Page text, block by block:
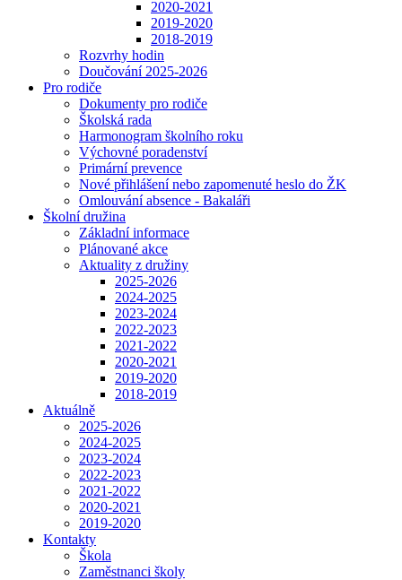
2020-2021
2019-2020
2018-2019
Rozvrhy hodin
Doučování 2025-2026
Pro rodiče
Dokumenty pro rodiče
Školská rada
Harmonogram školního roku
Výchovné poradenství
Primární prevence
Nové přihlášení nebo zapomenuté heslo do ŽK
Omlouvání absence - Bakaláři
Školní družina
Základní informace
Plánované akce
Aktuality z družiny
2025-2026
2024-2025
2023-2024
2022-2023
2021-2022
2020-2021
2019-2020
2018-2019
Aktuálně
2025-2026
2024-2025
2023-2024
2022-2023
2021-2022
2020-2021
2019-2020
Kontakty
Škola
Zaměstnanci školy